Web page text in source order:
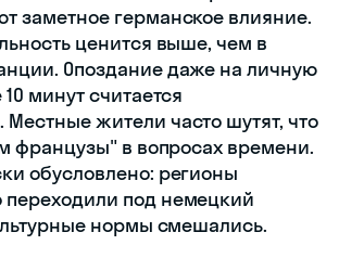
заметное германское влияние.
ценится выше, чем в
Опоздание даже на личную
минут считается
жители часто шутят, что
французы" в вопросах времени.
обусловлено: регионы
переходили под немецкий
нормы смешались.